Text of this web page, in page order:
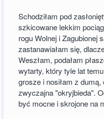
Schodziłam pod
szkicowane lekkim
rogu Wolnej i Zagubionej
zastanawiałam się,
Weszłam, podałam
wytarty, który tyle lat
grosze i nosiłam z
zwyczajna "okryjbieda".
być mocne i skrojone na